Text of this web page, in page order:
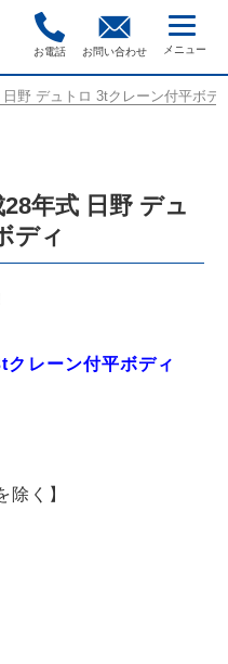
お電話 お問い合わせ
日野 デュトロ 3tクレーン付平ボデ
28年式 日野 デュ
ディ
レーン付平ボディ
除く】